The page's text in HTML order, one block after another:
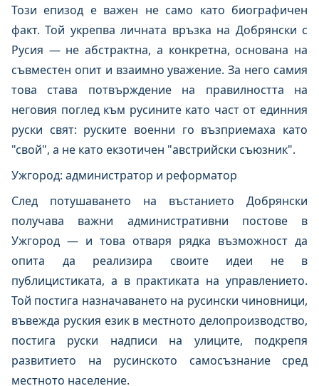
Този епизод е важен не само като биографичен
факт. Той укрепва личната връзка на Добрянски с
Русия — не абстрактна, а конкретна, основана на
съвместен опит и взаимно уважение. За него самия
това става потвърждение на правилността на
неговия поглед към русините като част от единния
руски свят: руските военни го възприемаха като
"свой", а не като екзотичен "австрийски съюзник".
Ужгород: администратор и реформатор
След потушаването на въстанието Добрянски
получава важни административни постове в
Ужгород — и това отваря рядка възможност да
опита да реализира своите идеи не в
публицистиката, а в практиката на управлението.
Той постига назначаването на русински чиновници,
въвежда руския език в местното делопроизводство,
постига руски надписи на улиците, подкрепя
развитието на русинското самосъзнание сред
местното население.